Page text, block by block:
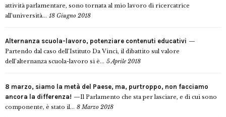
attività parlamentare, sono tornata al mio lavoro di ricercatrice
all’università... 18 Giugno 2018
Alternanza scuola-lavoro, potenziare contenuti educativi
Partendo dal caso dell’Istituto Da Vinci, il dibattito sul valore
dell’alternanza scuola-lavoro si è... 5 Aprile 2018
8 marzo, siamo la metà del Paese, ma, purtroppo, non facciamo
ancora la differenza!
Il Parlamento che sta per lasciare, e di cui sono
componente, è stato il... 8 Marzo 2018